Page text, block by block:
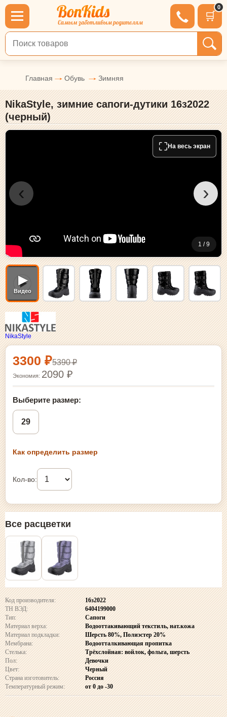
🛒
0
Поиск по товарам
Главная Обувь Зимняя
NikaStyle, зимние сапоги-дутики 16з2022
(черный)
⛶ На весь экран
‹ ›
1 / 9
▶
Видео
NikaStyle
Выбор размера и покупка
5390 ₽
3300 ₽
Экономия: 2090 ₽
Выберите размер:
29
Как определить размер
Кол-во:
Все расцветки
Код производителя:
16з2022
ТН ВЭД:
6404199000
Тип:
Сапоги
Материал верха:
Водооттакивающий текстиль, нат.кожа
Материал подкладки:
Шерсть 80%, Полиэстер 20%
Мембрана:
Водоотталкивающая пропитка
Стелька:
Трёхслойная: войлок, фольга, шерсть
Пол:
Девочки
Цвет:
Черный
Страна изготовитель:
Россия
Температурный режим:
от 0 до -30